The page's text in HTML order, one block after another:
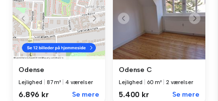
Odense
Lejlighed 87 m² 4 værelser
6.896 kr Se mere
Odense C
Lejlighed 60 m² 2 værelser
5.400 kr Se mere